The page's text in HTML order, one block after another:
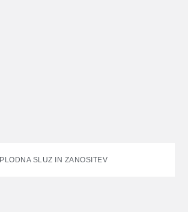
PLODNA SLUZ IN ZANOSITEV